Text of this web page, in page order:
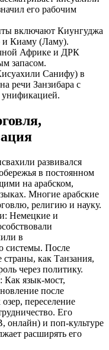
его рабочим
включают Киунгуджа
и Киаму (Ламу).
Африке и ДРК
запасом.
Санифу) в
речи Занзибара с
унификацией.
развивался
в постоянном
на арабском,
Многие арабские
религию и науку.
Немецкие и
в
системы. После
страны, как Танзания,
через политику.
Как язык-мост,
после
переселение
Его
онлайн) и поп-культуре
расширять его